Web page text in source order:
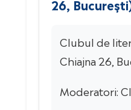
26,
Clubul de
Chiajna 26,
Moderatori: